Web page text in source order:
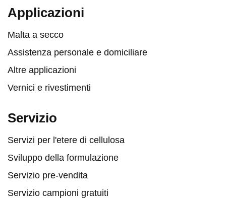
Applicazioni
Malta a secco
Assistenza personale e domiciliare
Altre applicazioni
Vernici e rivestimenti
Servizio
Servizi per l'etere di cellulosa
Sviluppo della formulazione
Servizio pre-vendita
Servizio campioni gratuiti